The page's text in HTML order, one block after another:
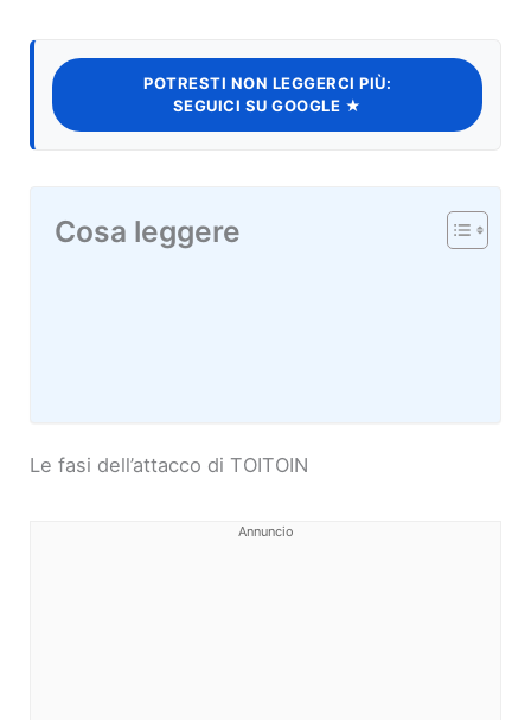
POTRESTI NON LEGGERCI PIÙ:
SEGUICI SU GOOGLE ★
Cosa leggere
Le fasi dell’attacco di TOITOIN
Annuncio